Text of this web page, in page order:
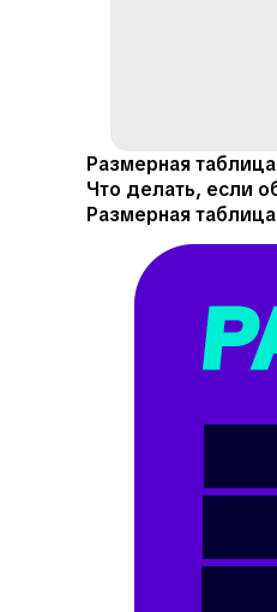
Размерная таблица
Что делать, если
Размерная таблица